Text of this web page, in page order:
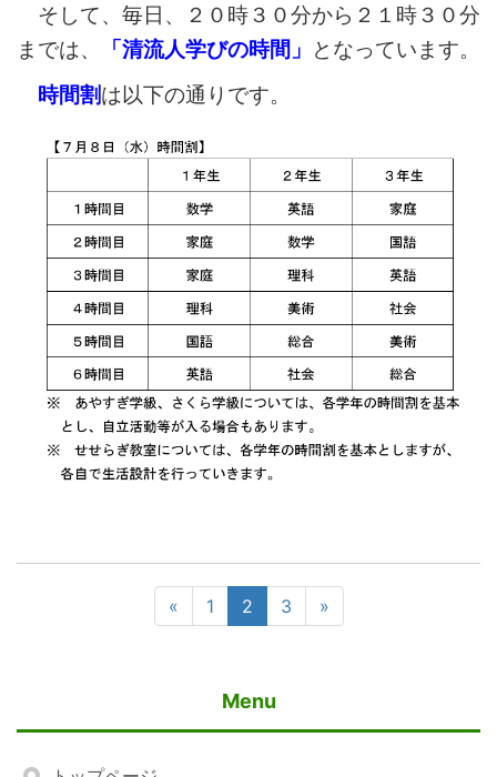
そして、毎日、２０時３０分から２１時３０分
までは、
「清流人学びの時間」 となっています。
時間割は以下の通りです。
« 1 2 3 »
Menu